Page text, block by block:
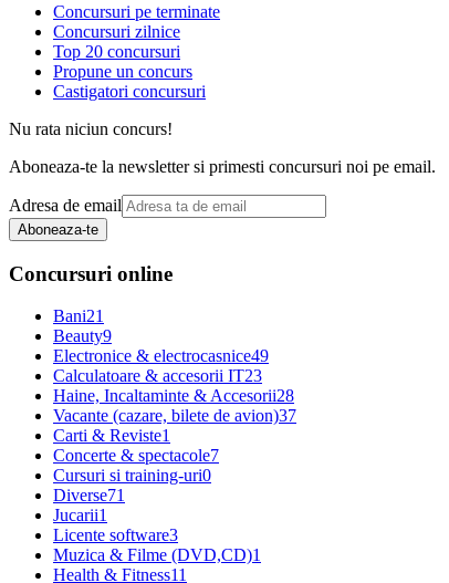
Concursuri pe terminate
Concursuri zilnice
Top 20 concursuri
Propune un concurs
Castigatori concursuri
Nu rata niciun concurs!
Aboneaza-te la newsletter si primesti concursuri noi pe email.
Adresa de email
Aboneaza-te
Concursuri online
Bani21
Beauty9
Electronice & electrocasnice49
Calculatoare & accesorii IT23
Haine, Incaltaminte & Accesorii28
Vacante (cazare, bilete de avion)37
Carti & Reviste1
Concerte & spectacole7
Cursuri si training-uri0
Diverse71
Jucarii1
Licente software3
Muzica & Filme (DVD,CD)1
Health & Fitness11